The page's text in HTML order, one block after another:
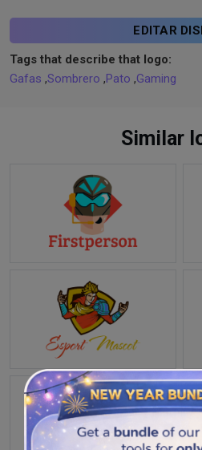
EDITAR
Tags that describe that logo:
Gafas ,Sombrero ,Pato ,Gaming
Similar